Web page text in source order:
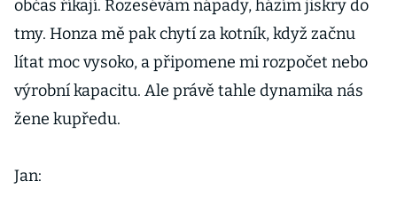
občas říkají. Rozesévám nápady, házím jiskry do
tmy. Honza mě pak chytí za kotník, když začnu
lítat moc vysoko, a připomene mi rozpočet nebo
výrobní kapacitu. Ale právě tahle dynamika nás
žene kupředu.
Jan: